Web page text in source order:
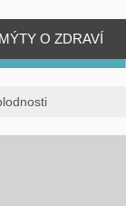
MÝTY O ZDRAVÍ